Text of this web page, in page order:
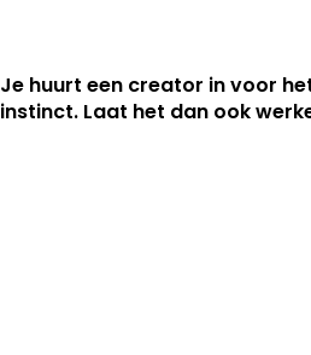
Je huurt een creator in voor
instinct. Laat het dan ook